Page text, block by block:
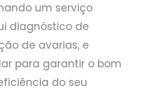
um serviço
diagnóstico de
de avarias, e
para garantir o bom
do seu